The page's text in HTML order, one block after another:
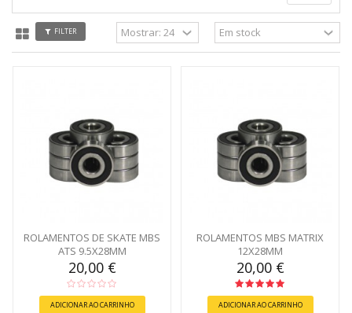
FILTER
ROLAMENTOS DE SKATE MBS
ATS 9.5X28MM
20,00 €
ADICIONAR AO CARRINHO
ROLAMENTOS MBS MATRIX
12X28MM
20,00 €
ADICIONAR AO CARRINHO